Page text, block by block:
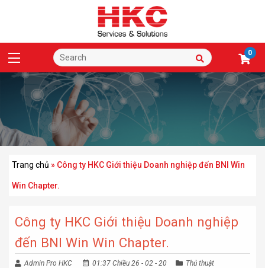
0
Trang chủ » Công ty HKC Giới thiệu Doanh nghiệp đến BNI Win
Win Chapter.
Công ty HKC Giới thiệu Doanh nghiệp
đến BNI Win Win Chapter.
Admin Pro HKC 01:37 Chiều 26 - 02 - 20 Thủ thuật